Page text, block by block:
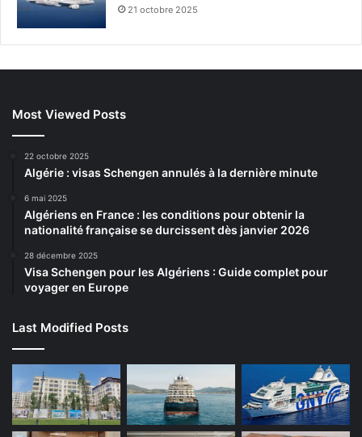
21 octobre 2025
Most Viewed Posts
22 octobre 2025
Algérie : visas Schengen annulés à la dernière minute
6 mai 2025
Algériens en France : les conditions pour obtenir la
nationalité française se durcissent dès janvier 2026
28 décembre 2025
Visa Schengen pour les Algériens : Guide complet pour
voyager en Europe
Last Modified Posts